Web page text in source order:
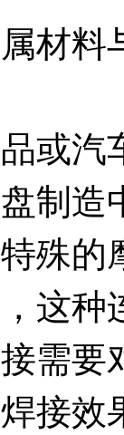
料
汽
制造
殊
这
需要
接效